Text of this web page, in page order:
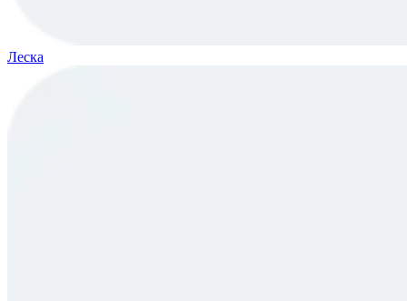
Леска